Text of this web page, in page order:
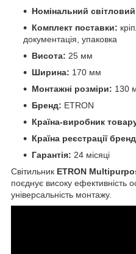
Номінальний
Комплект поставки:
документація, упаковка
Висота: 25 мм
Ширина: 170 мм
Монтажні розміри: 130
Бренд: ETRON
Країна-виробник
Країна реєстрації
Гарантія: 24 місяці
Світильник ETRON
поєднує високу ефективність
універсальність монтажу.